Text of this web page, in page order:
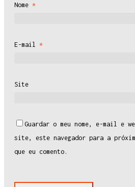
Nome *
E-mail *
Site
Guardar o meu nome, e-mail e
site, este navegador para a
que eu comento.